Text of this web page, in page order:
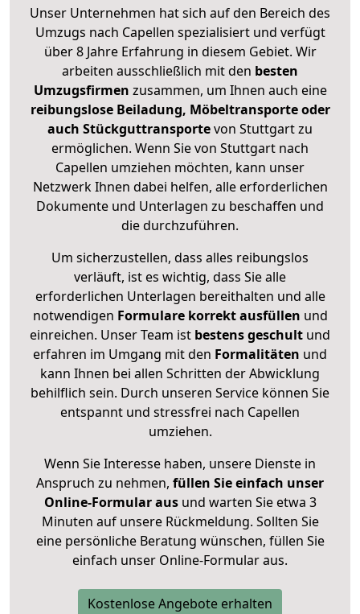
Unser Unternehmen hat sich auf den Bereich des
Umzugs nach Capellen spezialisiert und verfügt
über 8 Jahre Erfahrung in diesem Gebiet. Wir
arbeiten ausschließlich mit den besten
Umzugsfirmen zusammen, um Ihnen auch eine
reibungslose Beiladung, Möbeltransporte oder
auch Stückguttransportevon Stuttgart zu
ermöglichen. Wenn Sie von Stuttgart nach
Capellen umziehen möchten, kann unser
Netzwerk Ihnen dabei helfen, alle erforderlichen
Dokumente und Unterlagen zu beschaffen und
die durchzuführen.
Um sicherzustellen, dass alles reibungslos
verläuft, ist es wichtig, dass Sie alle
erforderlichen Unterlagen bereithalten und alle
notwendigen Formulare korrekt ausfüllen und
einreichen. Unser Team ist bestens geschult und
erfahren im Umgang mit den Formalitäten und
kann Ihnen bei allen Schritten der Abwicklung
behilflich sein. Durch unseren Service können Sie
entspannt und stressfrei nach Capellen
umziehen.
Wenn Sie Interesse haben, unsere Dienste in
Anspruch zu nehmen, füllen Sie einfach unser
Online-Formular ausund warten Sie etwa 3
Minuten auf unsere Rückmeldung. Sollten Sie
eine persönliche Beratung wünschen, füllen Sie
einfach unser Online-Formular aus.
Kostenlose Angebote erhalten